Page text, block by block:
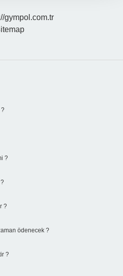
gympol.com.tr
?
?
?
?
ödenecek ?
?